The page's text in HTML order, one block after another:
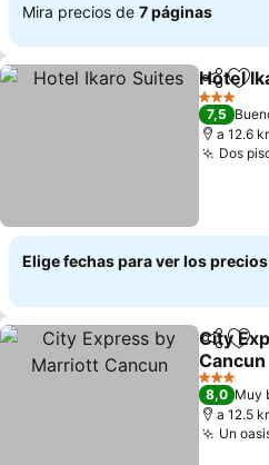
Mira precios de 7 páginas
Hotel
3 Estrellas
7,5
a 12.6
Dos
Elige fechas para ver los
City
Cancun
Ver
3 Estrellas
8,0 Muy
a 12.5
Un